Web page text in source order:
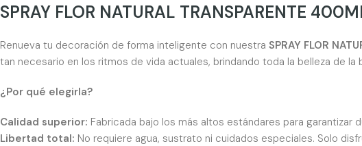
SPRAY FLOR NATURAL TRANSPARENTE
Renueva tu decoración de forma inteligente con nuestra SPRAY FLOR
tan necesario en los ritmos de vida actuales, brindando toda la belleza de la
¿Por qué elegirla?
Calidad superior: Fabricada bajo los más altos estándares para garantizar
Libertad total: No requiere agua, sustrato ni cuidados especiales. Solo